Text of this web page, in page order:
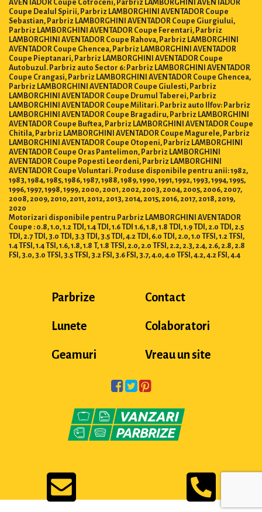
AVENTADOR Coupe Cotroceni, Parbriz LAMBORGHINI AVENTADOR
Coupe Dealul Spirii, Parbriz LAMBORGHINI AVENTADOR Coupe
Sebastian, Parbriz LAMBORGHINI AVENTADOR Coupe Giurgiului,
Parbriz LAMBORGHINI AVENTADOR Coupe Ferentari, Parbriz
LAMBORGHINI AVENTADOR Coupe Rahova, Parbriz LAMBORGHINI
AVENTADOR Coupe Ghencea, Parbriz LAMBORGHINI AVENTADOR
Coupe Pieptanari, Parbriz LAMBORGHINI AVENTADOR Coupe
Autobuzul. Parbriz auto Sector 6: Parbriz LAMBORGHINI AVENTADOR
Coupe Crangasi, Parbriz LAMBORGHINI AVENTADOR Coupe Ghencea,
Parbriz LAMBORGHINI AVENTADOR Coupe Giulesti, Parbriz
LAMBORGHINI AVENTADOR Coupe Drumul Taberei, Parbriz
LAMBORGHINI AVENTADOR Coupe Militari. Parbriz auto Ilfov: Parbriz
LAMBORGHINI AVENTADOR Coupe Bragadiru, Parbriz LAMBORGHINI
AVENTADOR Coupe Buftea, Parbriz LAMBORGHINI AVENTADOR Coupe
Chitila, Parbriz LAMBORGHINI AVENTADOR Coupe Magurele, Parbriz
LAMBORGHINI AVENTADOR Coupe Otopeni, Parbriz LAMBORGHINI
AVENTADOR Coupe Oras Pantelimon, Parbriz LAMBORGHINI
AVENTADOR Coupe Popesti Leordeni, Parbriz LAMBORGHINI
AVENTADOR Coupe Voluntari. Produse disponibile pentru anii: 1982,
1983, 1984, 1985, 1986, 1987, 1988, 1989, 1990, 1991, 1992, 1993, 1994, 1995,
1996, 1997, 1998, 1999, 2000, 2001, 2002, 2003, 2004, 2005, 2006, 2007,
2008, 2009, 2010, 2011, 2012, 2013, 2014, 2015, 2016, 2017, 2018, 2019,
2020
Motorizari disponibile pentru Parbriz LAMBORGHINI AVENTADOR
Coupe : 0.8, 1.0, 1.2 TDI, 1.4 TDI, 1.6 TDI 1.6, 1.8, 1.8 TDI, 1.9 TDI, 2.0 TDI, 2.5
TDI, 2.7 TDI, 3.0 TDI, 3.3 TDI, 3.5 TDI, 4.2 TDI, 6.0 TDI, 2.0, 1.0 TFSI, 1.2 TFSI,
1.4 TFSI, 1.4 TSI, 1.6, 1.8, 1.8 T, 1.8 TFSI, 2.0, 2.0 TFSI, 2.2, 2.3, 2.4, 2.6, 2.8, 2.8
FSI, 3.0, 3.0 TFSI, 3.5 TFSI, 3.2 FSI, 3.6 FSI, 3.7, 4.0, 4.0 TFSI, 4.2, 4.2 FSI, 4.4
Parbrize
Lunete
Geamuri
Contact
Colaboratori
Vreau un site